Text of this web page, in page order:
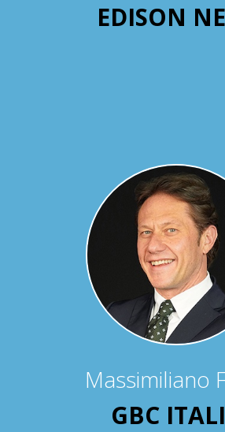
EDISON
Massimiliano
GBC